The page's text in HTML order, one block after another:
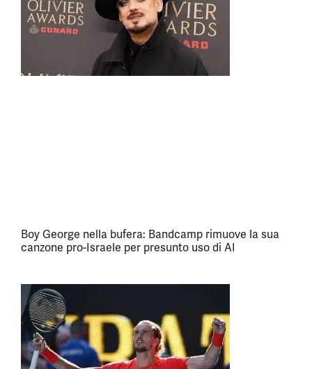
Boy George nella bufera: Bandcamp rimuove la sua
canzone pro-Israele per presunto uso di AI